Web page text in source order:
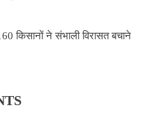
किसानों ने संभाली विरासत बचाने